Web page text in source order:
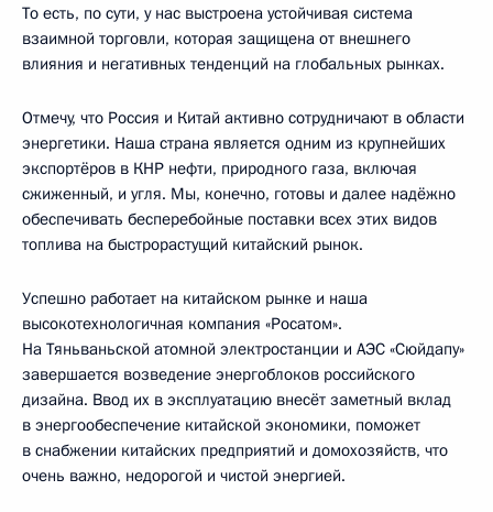
То есть, по сути, у нас выстроена устойчивая система
взаимной торговли, которая защищена от внешнего
влияния и негативных тенденций на глобальных рынках.
Отмечу, что Россия и Китай активно сотрудничают в области
энергетики. Наша страна является одним из крупнейших
экспортёров в КНР нефти, природного газа, включая
сжиженный, и угля. Мы, конечно, готовы и далее надёжно
обеспечивать бесперебойные поставки всех этих видов
топлива на быстрорастущий китайский рынок.
Успешно работает на китайском рынке и наша
высокотехнологичная компания «Росатом».
На Тяньваньской атомной электростанции и АЭС «Сюйдапу»
завершается возведение энергоблоков российского
дизайна. Ввод их в эксплуатацию внесёт заметный вклад
в энергообеспечение китайской экономики, поможет
в снабжении китайских предприятий и домохозяйств, что
очень важно, недорогой и чистой энергией.